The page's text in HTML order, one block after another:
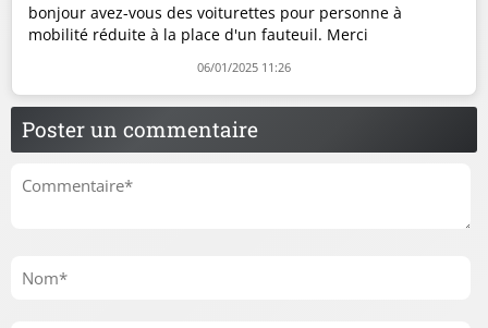
bonjour avez-vous des voiturettes pour personne à
mobilité réduite à la place d'un fauteuil. Merci
06/01/2025 11:26
Poster un commentaire